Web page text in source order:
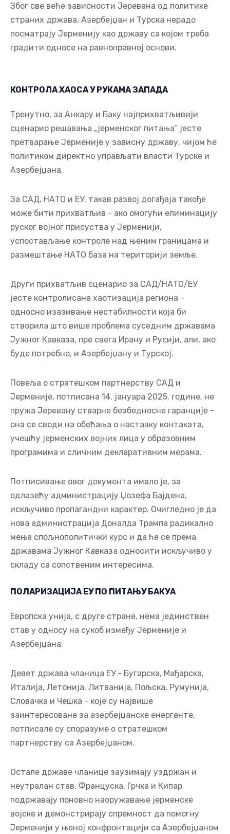
Због све веће зависности Јеревана од политике
страних држава, Азербејџан и Турска нерадо
посматрају Јерменију као државу са којом треба
градити односе на равноправној основи.
КОНТРОЛА ХАОСА У РУКАМА ЗАПАДА
Тренутно, за Анкару и Баку најприхватљивији
сценарио решавања „јерменског питања“ јесте
претварање Јерменије у зависну државу, чијом ће
политиком директно управљати власти Турске и
Азербејџана.
За САД, НАТО и ЕУ, такав развој догађаја такође
може бити прихватљив - ако омогући елиминацију
руског војног присуства у Јерменији,
успостављање контроле над њеним границама и
размештање НАТО база на територији земље.
Други прихватљив сценарио за САД/НАТО/ЕУ
јесте контролисана хаотизација региона -
односно изазивање нестабилности која би
створила што више проблема суседним државама
Јужног Кавказа, пре свега Ирану и Русији, али, ако
буде потребно, и Азербејџану и Турској.
Повеља о стратешком партнерству САД и
Јерменије, потписана 14. јануара 2025. године, не
пружа Јеревану стварне безбедносне гаранције -
она се своди на обећања о наставку контаката,
учешћу јерменских војних лица у образовним
програмима и сличним декларативним мерама.
Потписивање овог документа имало је, за
одлазећу администрацију Џозефа Бајдена,
искључиво пропагандни карактер. Очигледно је да
нова администрација Доналда Трампа радикално
мења спољнополитички курс и да ће се према
државама Јужног Кавказа односити искључиво у
складу са сопственим интересима.
ПОЛАРИЗАЦИЈА ЕУ ПО ПИТАЊУ БАКУА
Европска унија, с друге стране, нема јединствен
став у односу на сукоб између Јерменије и
Азербејџана.
Девет држава чланица ЕУ - Бугарска, Мађарска,
Италија, Летонија, Литванија, Пољска, Румунија,
Словачка и Чешка - које су највише
заинтересоване за азербејџанске енергенте,
потписале су споразуме о стратешком
партнерству са Азербејџаном.
Остале државе чланице заузимају уздржан и
неутралан став. Француска, Грчка и Кипар
подржавају поновно наоружавање јерменске
војске и демонстрирају спремност да помогну
Јерменији у њеној конфронтацији са Азербејџаном